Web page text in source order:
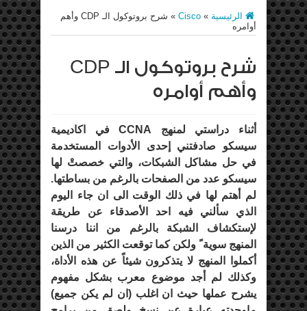
الرئيسية »
Cisco
»
شرح بروتوكول الـ CDP وأهم
أوامره
شرح بروتوكول الـ CDP
وأهم أوامره
أثناء دراستي لمنهج CCNA في اكاديمية
سيسكو صادفتني إحدى الأدوات المستخدمة
في حل مشاكل الشبكات، والتي خصصتْ لها
سيسكو عدد من الصفحات بالرغم من بساطتها.
لم أهتم لها في ذلك الوقت الى ان جاء اليوم
الذي سألني فيه احد الأصدقاء عن طريقة
لإستكشاف الشبكة بالرغم من اننا درسنا
المنهج سوية ً ولكن كما توقعت الكثير من الذين
أكملوا المنهج لا يتذكرون شيئاً عن هذه الأداة،
وكذلك لم أجد موضوع معرب بشكل مفهوم
يشرح عملها حيث ان اغلب (ان لم يكن جميع)